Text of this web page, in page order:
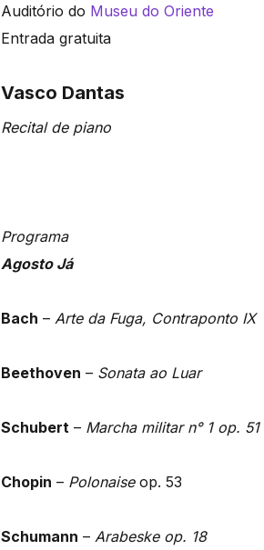
Auditório do Museu do Oriente
Entrada gratuita
Vasco Dantas
Recital de piano
Programa
Agosto Já
Bach – Arte da Fuga, Contraponto IX
Beethoven – Sonata ao Luar
Schubert – Marcha militar n° 1 op. 51
Chopin – Polonaise op. 53
Schumann – Arabeske op. 18